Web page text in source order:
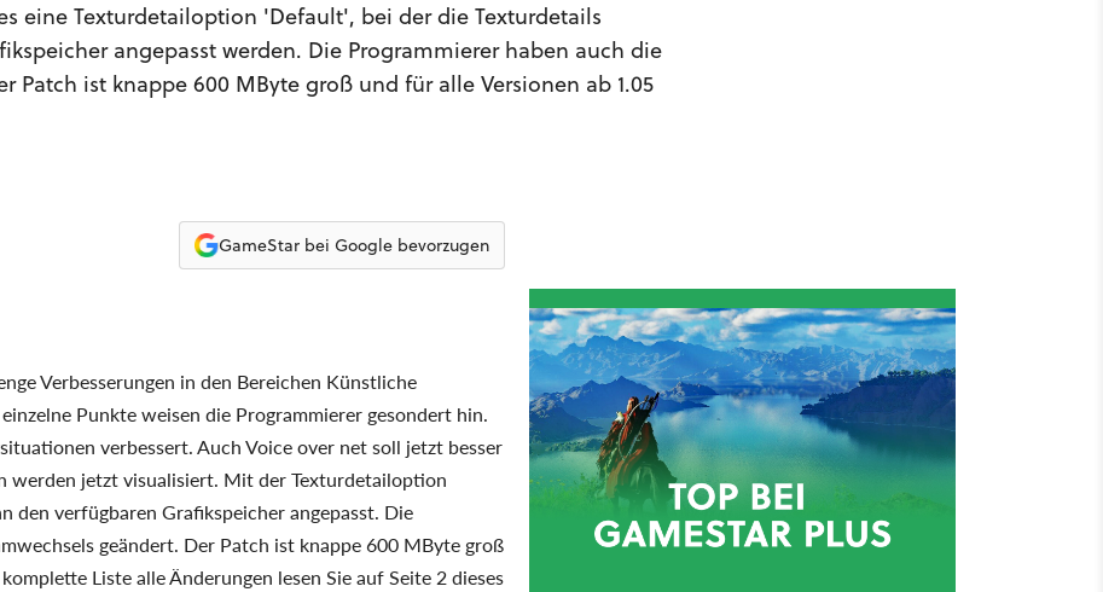
eine Texturdetailoption 'Default', bei der die Texturdetails
angepasst werden. Die Programmierer haben auch die
Patch ist knappe 600 MByte groß und für alle Versionen ab 1.05
GameStar bei Google bevorzugen
Verbesserungen in den Bereichen Künstliche
Punkte weisen die Programmierer gesondert hin.
verbessert. Auch Voice over net soll jetzt besser
werden jetzt visualisiert. Mit der Texturdetailoption
den verfügbaren Grafikspeicher angepasst. Die
geändert. Der Patch ist knappe 600 MByte groß
Liste alle Änderungen lesen Sie auf Seite 2 dieses